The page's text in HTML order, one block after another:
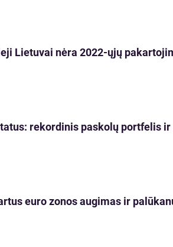
Lietuvai nėra 2022-ųjų
rekordinis paskolų portfelis
euro zonos augimas ir